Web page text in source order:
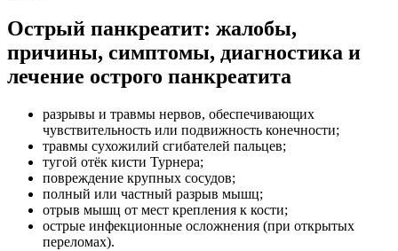
Острый панкреатит: жалобы,
причины, симптомы, диагностика и
лечение острого панкреатита
разрывы и травмы нервов, обеспечивающих
чувствительность или подвижность конечности;
травмы сухожилий сгибателей пальцев;
тугой отёк кисти Турнера;
повреждение крупных сосудов;
полный или частный разрыв мышц;
отрыв мышц от мест крепления к кости;
острые инфекционные осложнения (при открытых
переломах).